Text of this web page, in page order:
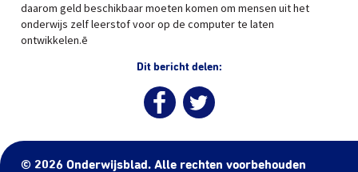
daarom geld beschikbaar moeten komen om mensen uit het
onderwijs zelf leerstof voor op de computer te laten
ontwikkelen.ē
Dit bericht delen:
© 2026 Onderwijsblad. Alle rechten voorbehouden